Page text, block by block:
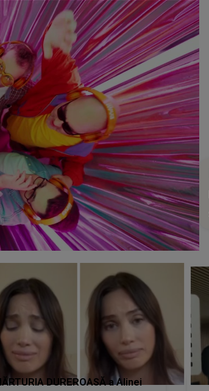
DUREROASĂ a Alinei